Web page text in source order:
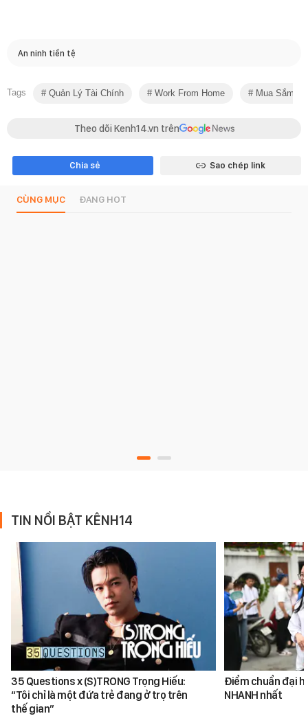
An ninh tiền tệ
Tags Quản Lý Tài Chính Work From Home Mua Sắm
Theo dõi Kenh14.vn trên
Chia sẻ Sao chép link
CÙNG MỤC ĐANG HOT
TIN NỔI BẬT KÊNH14
35 Questions x (S)TRONG Trọng Hiếu:
“Tôi chỉ là một đứa trẻ đang ở trọ trên
thế gian”
Điểm chuẩn đại
NHANH nhất